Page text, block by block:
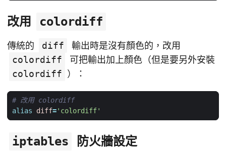
改用 colordiff
傳統的 diff
輸出時是沒有顏色的，改用
colordiff
可把輸出加上顏色（但是要另外安裝
colordiff ）：
# 改用 colordiff
alias
diff='colordiff'
iptables 防火牆設定